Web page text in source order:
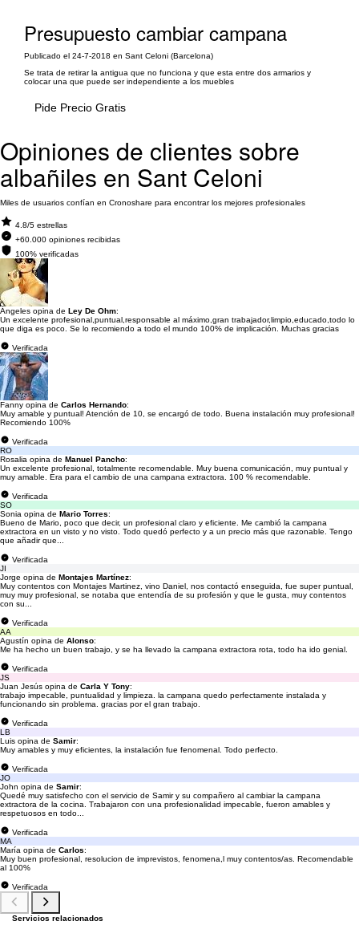
Presupuesto cambiar campana
Publicado el 24-7-2018 en Sant Celoni (Barcelona)
Se trata de retirar la antigua que no funciona y que esta entre dos armarios y
colocar una que puede ser independiente a los muebles
Pide Precio Gratis
Opiniones de clientes sobre
albañiles en Sant Celoni
Miles de usuarios confían en Cronoshare para encontrar los mejores profesionales
4.8/5 estrellas
+60.000 opiniones recibidas
100% verificadas
Ángeles opina de Ley De Ohm:
Un excelente profesional,puntual,responsable al máximo,gran trabajador,limpio,educado,todo lo
que diga es poco. Se lo recomiendo a todo el mundo 100% de implicación. Muchas gracias
Verificada
Fanny opina de Carlos Hernando:
Muy amable y puntual! Atención de 10, se encargó de todo. Buena instalación muy profesional!
Recomiendo 100%
Verificada
RO
Rosalia opina de Manuel Pancho:
Un excelente profesional, totalmente recomendable. Muy buena comunicación, muy puntual y
muy amable. Era para el cambio de una campana extractora. 100 % recomendable.
Verificada
SO
Sonia opina de Mario Torres:
Bueno de Mario, poco que decir, un profesional claro y eficiente. Me cambió la campana
extractora en un visto y no visto. Todo quedó perfecto y a un precio más que razonable. Tengo
que añadir que...
Verificada
JI
Jorge opina de Montajes Martínez:
Muy contentos con Montajes Martinez, vino Daniel, nos contactó enseguida, fue super puntual,
muy muy profesional, se notaba que entendía de su profesión y que le gusta, muy contentos
con su...
Verificada
AA
Agustín opina de Alonso:
Me ha hecho un buen trabajo, y se ha llevado la campana extractora rota, todo ha ido genial.
Verificada
JS
Juan Jesús opina de Carla Y Tony:
trabajo impecable, puntualidad y limpieza. la campana quedo perfectamente instalada y
funcionando sin problema. gracias por el gran trabajo.
Verificada
LB
Luis opina de Samir:
Muy amables y muy eficientes, la instalación fue fenomenal. Todo perfecto.
Verificada
JO
John opina de Samir:
Quedé muy satisfecho con el servicio de Samir y su compañero al cambiar la campana
extractora de la cocina. Trabajaron con una profesionalidad impecable, fueron amables y
respetuosos en todo...
Verificada
MA
María opina de Carlos:
Muy buen profesional, resolucion de imprevistos, fenomena,l muy contentos/as. Recomendable
al 100%
Verificada
Servicios relacionados